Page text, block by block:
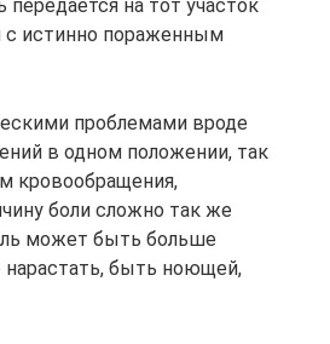
на тот участок
с истинно пораженным
проблемами вроде
в одном положении, так
кровообращения,
боли сложно так же
может быть больше
нарастать, быть ноющей,